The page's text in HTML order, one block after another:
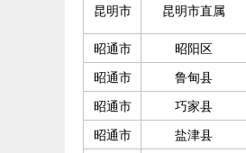
昆明市 昆明市直属
昭通市
昭阳区
昭通市
鲁甸县
昭通市
巧家县
昭通市
盐津县